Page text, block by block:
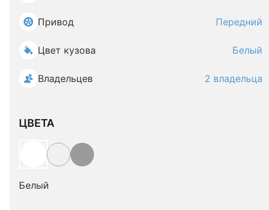
Привод Передний
Цвет кузова Белый
Владельцев 2 владельца
ЦВЕТА
Белый